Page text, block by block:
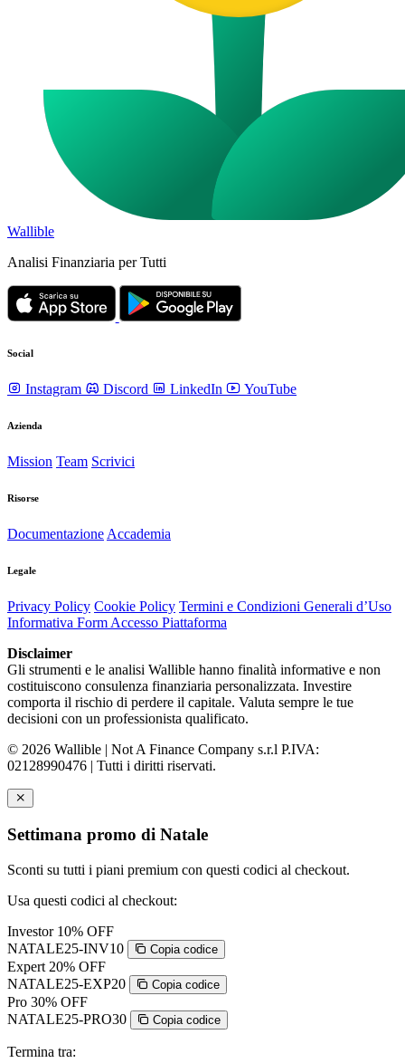
Wallible
Analisi Finanziaria per Tutti
Social
Instagram Discord LinkedIn YouTube
Azienda
Mission Team Scrivici
Risorse
Documentazione Accademia
Legale
Privacy Policy Cookie Policy Termini e Condizioni Generali d’Uso
Informativa Form Accesso Piattaforma
Disclaimer
Gli strumenti e le analisi Wallible hanno finalità informative e non
costituiscono consulenza finanziaria personalizzata. Investire
comporta il rischio di perdere il capitale. Valuta sempre le tue
decisioni con un professionista qualificato.
© 2026 Wallible | Not A Finance Company s.r.l P.IVA:
02128990476 | Tutti i diritti riservati.
Settimana promo di Natale
Sconti su tutti i piani premium con questi codici al checkout.
Usa questi codici al checkout:
Investor 10% OFF
NATALE25-INV10
Copia codice
Expert 20% OFF
NATALE25-EXP20
Copia codice
Pro 30% OFF
NATALE25-PRO30
Copia codice
Termina tra: